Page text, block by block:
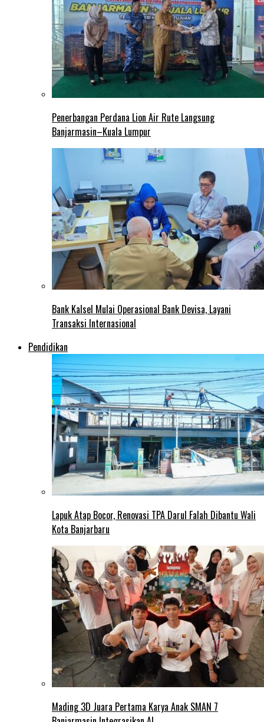
Penerbangan Perdana Lion Air Rute Langsung
Banjarmasin–Kuala Lumpur
Bank Kalsel Mulai Operasional Bank Devisa, Layani
Transaksi Internasional
Pendidikan
Lapuk Atap Bocor, Renovasi TPA Darul Falah Dibantu Wali
Kota Banjarbaru
Mading 3D Juara Pertama Karya Anak SMAN 7